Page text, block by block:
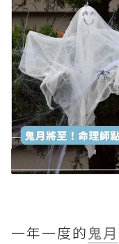
一年一度的鬼月